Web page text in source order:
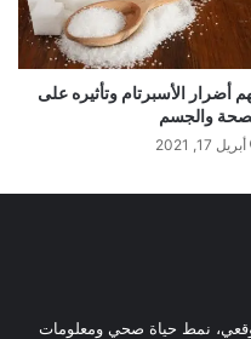
أضرار الأسبرتام وتأثيره على
والجسم
أبريل 17, 2021
نمط حياة صحي ومعلومات